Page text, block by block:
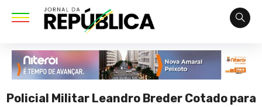
Policial Militar Leandro Breder Cotado para